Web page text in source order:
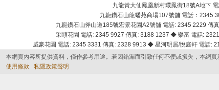
九龍黃大仙鳳凰新村環鳳街18號A地下
九龍鑽石山龍蟠苑商場107號舖 電話：2345
九龍鑽石山斧山道185號宏景花園A2號舖 電話: 2345 2229
采頣花園 電話: 2345 9927 傳真: 3188 1237 ◆ 樂富 電話:
威豪花園 電話: 2345 3331 傳真: 2328 9913 ◆ 星河明居/悅庭軒 電話
本網頁內容所提供資料，僅作參考用途。若因錯漏而引致任何不便或損失，本網
使用條款
私隱政策聲明